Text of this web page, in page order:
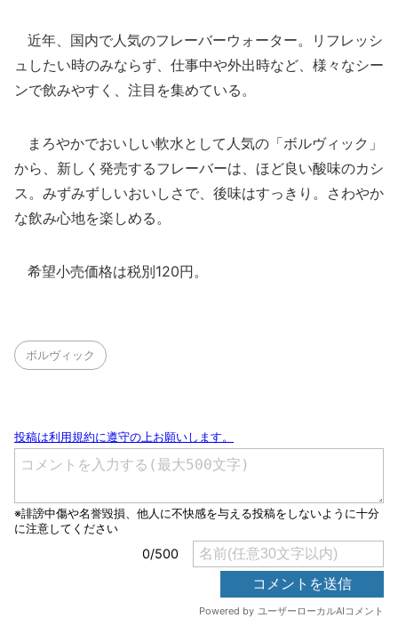
近年、国内で人気のフレーバーウォーター。リフレッシ
ュしたい時のみならず、仕事中や外出時など、様々なシー
ンで飲みやすく、注目を集めている。
まろやかでおいしい軟水として人気の「ボルヴィック」
から、新しく発売するフレーバーは、ほど良い酸味のカシ
ス。みずみずしいおいしさで、後味はすっきり。さわやか
な飲み心地を楽しめる。
希望小売価格は税別120円。
ボルヴィック